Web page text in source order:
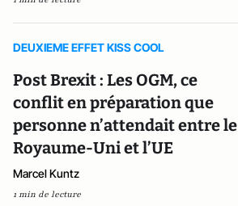
DEUXIEME EFFET KISS COOL
Post Brexit : Les OGM, ce
conflit en préparation que
personne n’attendait entre le
Royaume-Uni et l’UE
Marcel Kuntz
1 min de lecture